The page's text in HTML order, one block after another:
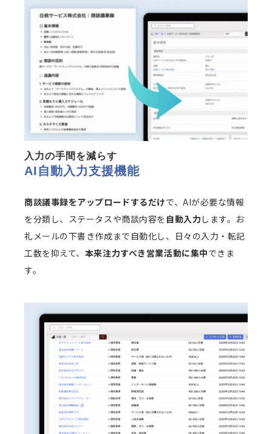
入力の手間を減らす
AI自動入力支援機能
商談議事録をアップロードするだけで、AIが必要な情報
を分類し、ステータスや商談内容を 自動入力 します。お
礼メールの下書き作成まで自動化し、日々の入力・転記
工数を抑えて、 本来注力すべき営業活動に集中できま
す。